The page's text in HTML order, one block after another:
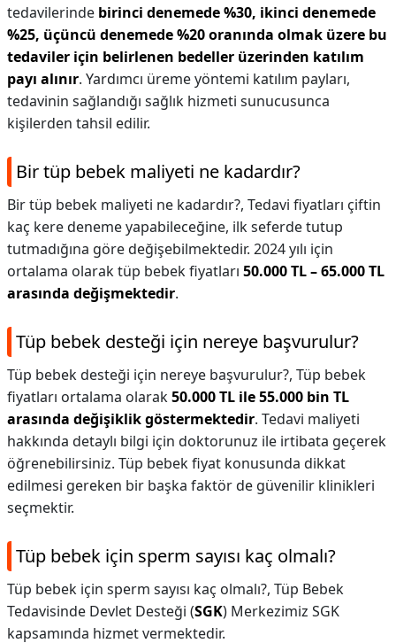
tedavilerinde birinci denemede %30, ikinci denemede
%25, üçüncü denemede %20 oranında olmak üzere bu
tedaviler için belirlenen bedeller üzerinden katılım
payı alınır. Yardımcı üreme yöntemi katılım payları,
tedavinin sağlandığı sağlık hizmeti sunucusunca
kişilerden tahsil edilir.
Bir tüp bebek maliyeti ne kadardır?
Bir tüp bebek maliyeti ne kadardır?, Tedavi fiyatları çiftin
kaç kere deneme yapabileceğine, ilk seferde tutup
tutmadığına göre değişebilmektedir. 2024 yılı için
ortalama olarak tüp bebek fiyatları 50.000 TL – 65.000 TL
arasında değişmektedir.
Tüp bebek desteği için nereye başvurulur?
Tüp bebek desteği için nereye başvurulur?, Tüp bebek
fiyatları ortalama olarak50.000 TL ile 55.000 bin TL
arasında değişiklik göstermektedir. Tedavi maliyeti
hakkında detaylı bilgi için doktorunuz ile irtibata geçerek
öğrenebilirsiniz. Tüp bebek fiyat konusunda dikkat
edilmesi gereken bir başka faktör de güvenilir klinikleri
seçmektir.
Tüp bebek için sperm sayısı kaç olmalı?
Tüp bebek için sperm sayısı kaç olmalı?, Tüp Bebek
Tedavisinde Devlet Desteği (SGK) Merkezimiz SGK
kapsamında hizmet vermektedir.